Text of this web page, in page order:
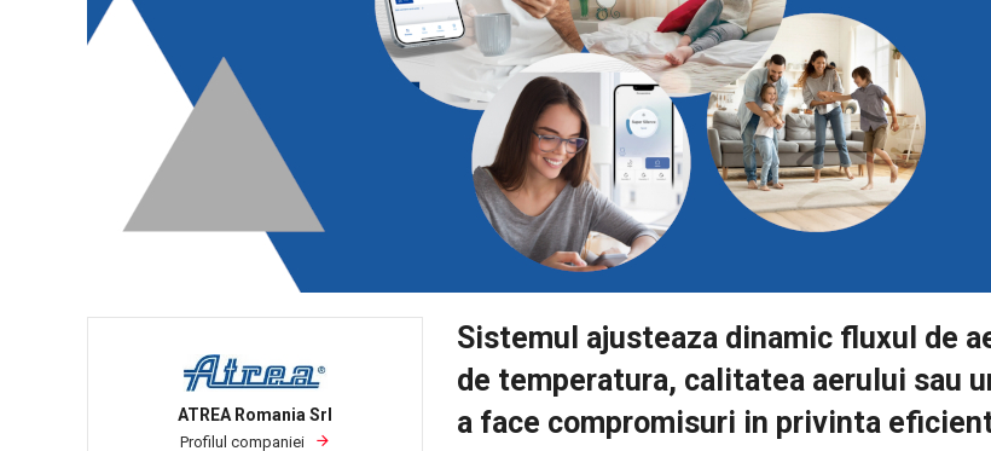
ATREA Romania Srl
Profilul companiei
Sistemul ajusteaza dinamic fluxul de
de temperatura, calitatea aerului sau
a face compromisuri in privinta